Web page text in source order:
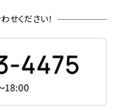
せください！